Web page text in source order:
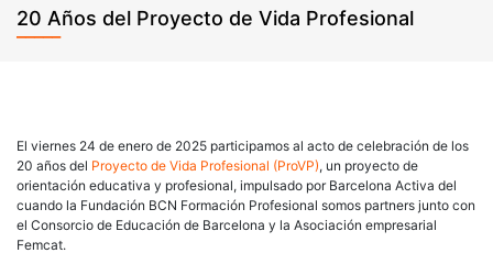
20 Años del Proyecto de Vida Profesional
El viernes 24 de enero de 2025 participamos al acto de celebración de los
20 años del Proyecto de Vida Profesional (ProVP), un proyecto de
orientación educativa y profesional, impulsado por Barcelona Activa del
cuando la Fundación BCN Formación Profesional somos partners junto con
el Consorcio de Educación de Barcelona y la Asociación empresarial
Femcat.